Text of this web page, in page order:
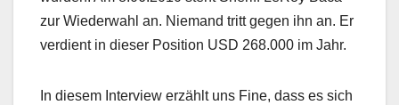
zur Wiederwahl an. Niemand tritt gegen ihn an. Er
verdient in dieser Position USD 268.000 im Jahr.
In diesem Interview erzählt uns Fine, dass es sich